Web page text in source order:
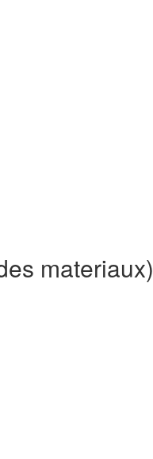
materiaux)